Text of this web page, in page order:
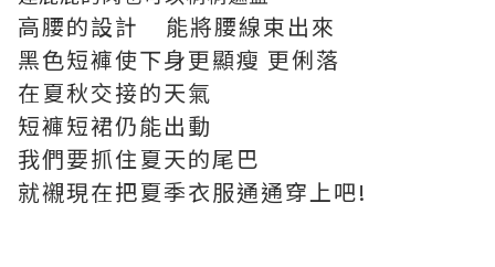
高腰的設計 能將腰線束出來
黑色短褲使下身更顯瘦 更俐落
在夏秋交接的天氣
短褲短裙仍能出動
我們要抓住夏天的尾巴
就襯現在把夏季衣服通通穿上吧!